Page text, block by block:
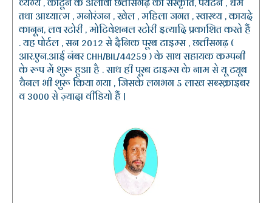
तथा आध्यात्म , मनोरंजन , खेल , महिला जगत , स्वास्थ्य , कायदे
कानून, लव स्टोरी , मोटिवेशनल स्टोरी इत्यादि प्रकाशित करते हैं
. यह पोर्टल , सन 2012 से दैनिक पूरब टाइम्स , छत्तीसगढ़ (
आर.एन.आई नंबर CHH/BIL/44259 ) के साथ सहायक कम्पनी
के रूप में शुरू हुआ है . साथ ही पूरब टाइम्स के नाम से यू ट्यूब
चैनल भी शुरू किया गया , जिसके लगभग 5 लाख सब्स्क्राइबर
व 3000 से ज़्यादा वीडियो हैं |